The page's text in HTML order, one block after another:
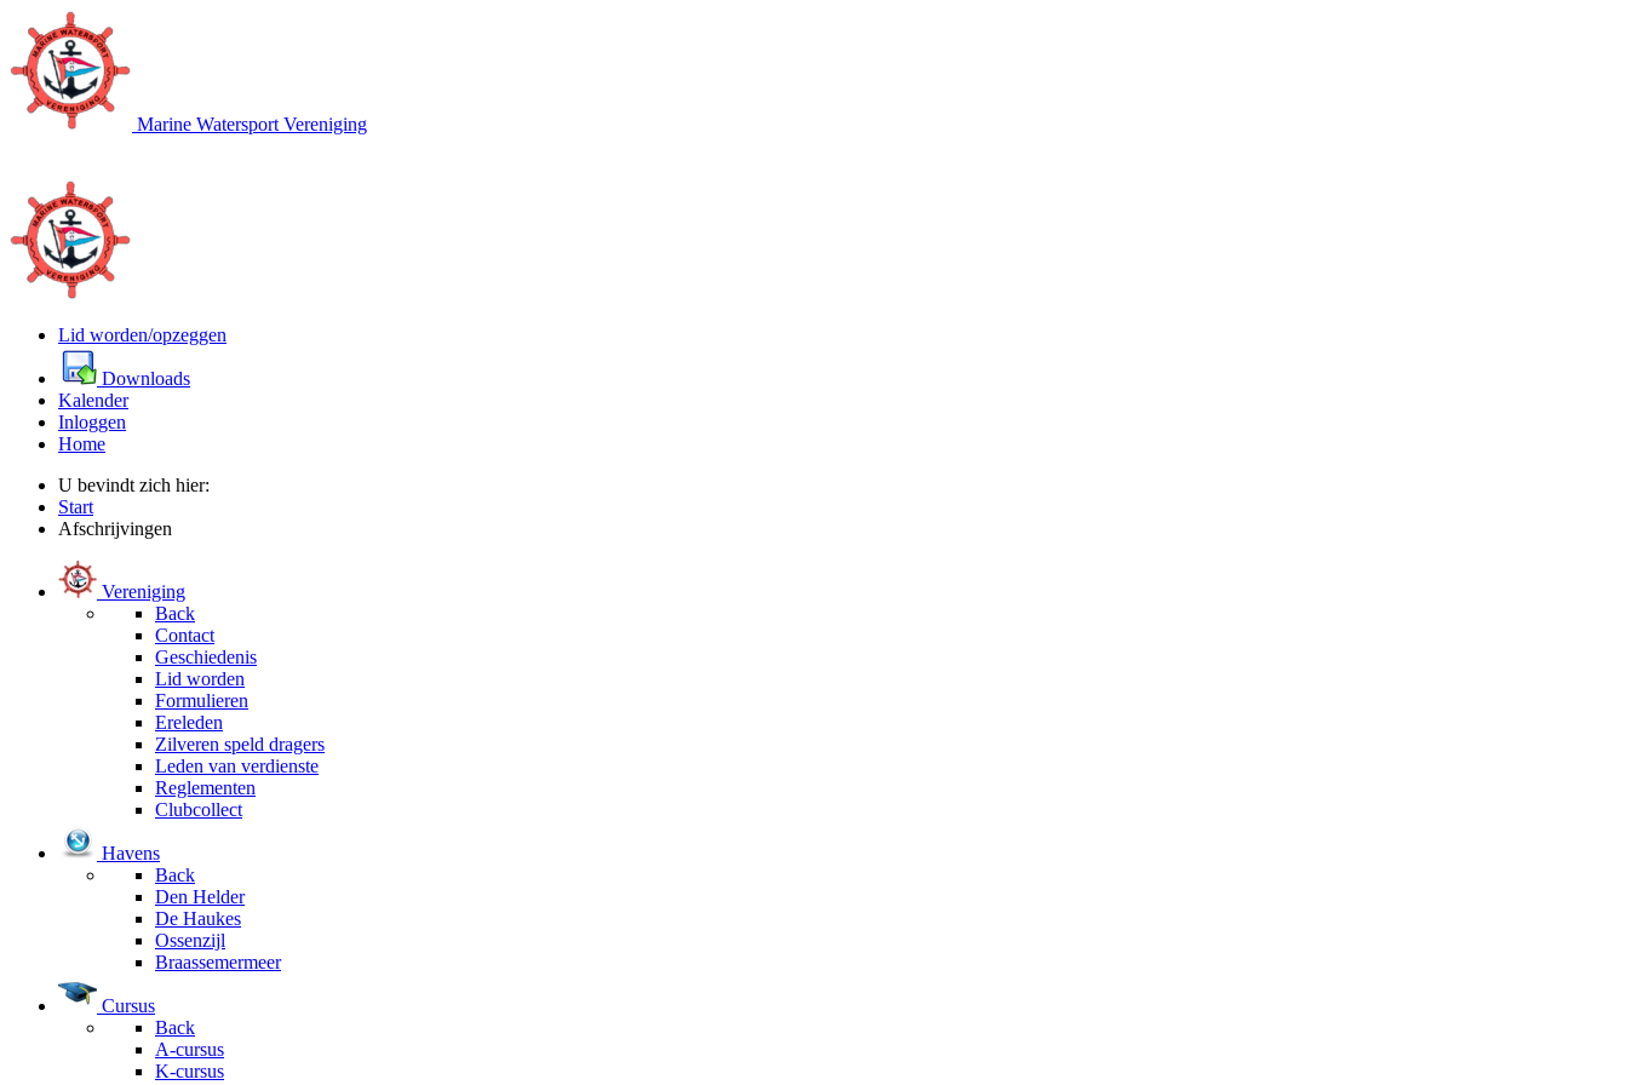
Marine Watersport Vereniging
Lid worden/opzeggen
Downloads
Kalender
Inloggen
Home
U bevindt zich hier:
Start
Afschrijvingen
Vereniging
Back
Contact
Geschiedenis
Lid worden
Formulieren
Ereleden
Zilveren speld dragers
Leden van verdienste
Reglementen
Clubcollect
Havens
Back
Den Helder
De Haukes
Ossenzijl
Braassemermeer
Cursus
Back
A-cursus
K-cursus